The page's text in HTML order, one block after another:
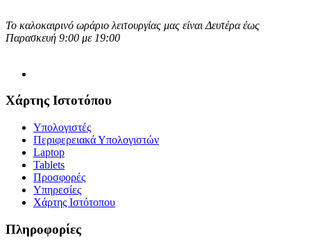
Το καλοκαιρινό ωράριο λειτουργίας μας είναι Δευτέρα έως
Παρασκευή 9:00 με 19:00
Χάρτης Ιστοτόπου
Υπολογιστές
Περιφερειακά Υπολογιστών
Laptop
Tablets
Προσφορές
Υπηρεσίες
Χάρτης Ιστότοπου
Πληροφορίες